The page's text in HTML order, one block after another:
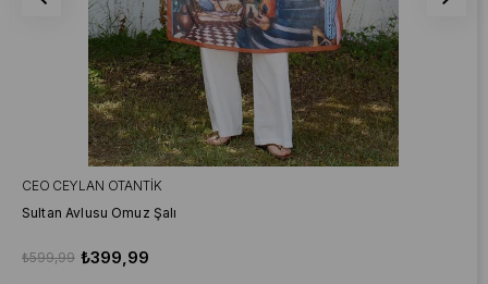
CEO CEYLAN OTANTIK
Sultan Avlusu Omuz Şalı
₺399,99
₺599,99